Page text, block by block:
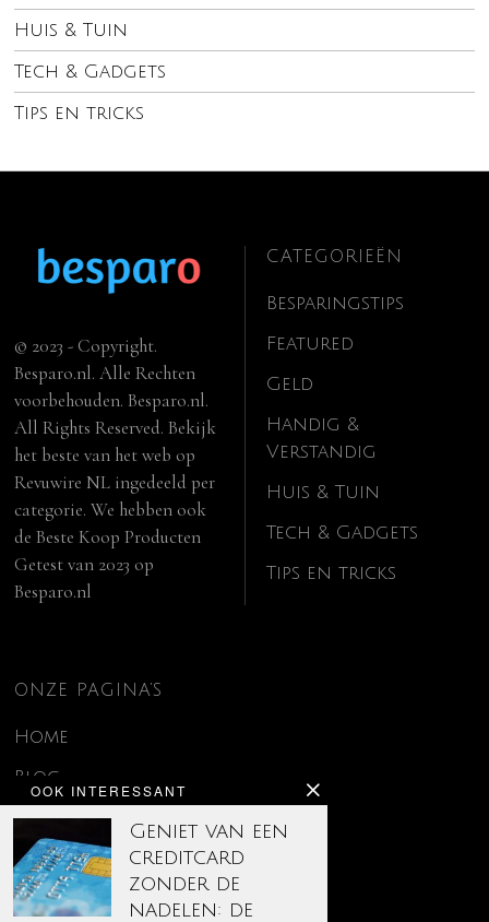
Huis & Tuin
Tech & Gadgets
Tips en tricks
OOK INTERESSANT
Geniet van een
creditcard
zonder de
nadelen: de
© 2023 - Copyright.
Besparo.nl. Alle Rechten
voorbehouden. Besparo.nl.
All Rights Reserved. Bekijk
het beste van het web op
Revuwire NL ingedeeld per
categorie. We hebben ook
deBeste Koop Producten
Getest van 2023 op
Besparo.nl
CATEGORIEËN
Besparingstips
Featured
Geld
Handig &
Verstandig
Huis & Tuin
Tech & Gadgets
Tips en tricks
ONZE PAGINA’S
Home
Blog
Contact
Disclaimer
Over ons